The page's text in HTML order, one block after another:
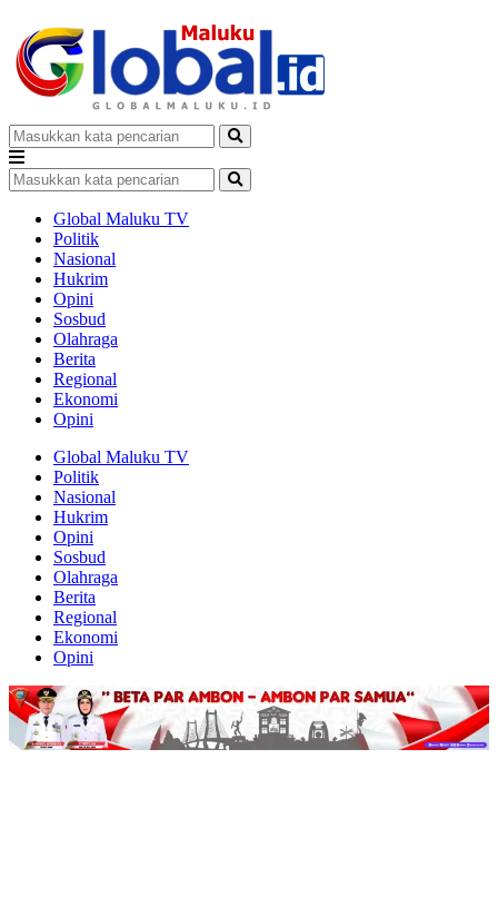
Global Maluku TV
Politik
Nasional
Hukrim
Opini
Sosbud
Olahraga
Berita
Regional
Ekonomi
Opini
Global Maluku TV
Politik
Nasional
Hukrim
Opini
Sosbud
Olahraga
Berita
Regional
Ekonomi
Opini